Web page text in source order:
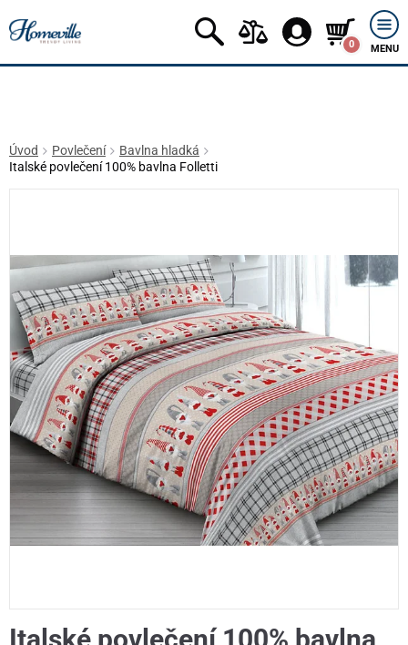
0 MENU
Úvod Povlečení
Bavlna hladká
Italské povlečení 100% bavlna Folletti